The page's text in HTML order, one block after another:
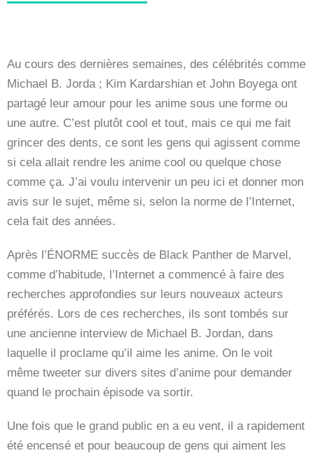
Au cours des dernières semaines, des célébrités comme
Michael B. Jorda ; Kim Kardarshian et John Boyega ont
partagé leur amour pour les anime sous une forme ou
une autre. C’est plutôt cool et tout, mais ce qui me fait
grincer des dents, ce sont les gens qui agissent comme
si cela allait rendre les anime cool ou quelque chose
comme ça. J’ai voulu intervenir un peu ici et donner mon
avis sur le sujet, même si, selon la norme de l’Internet,
cela fait des années.
Après l’ÉNORME succès de Black Panther de Marvel,
comme d’habitude, l’Internet a commencé à faire des
recherches approfondies sur leurs nouveaux acteurs
préférés. Lors de ces recherches, ils sont tombés sur
une ancienne interview de Michael B. Jordan, dans
laquelle il proclame qu’il aime les anime. On le voit
même tweeter sur divers sites d’anime pour demander
quand le prochain épisode va sortir.
Une fois que le grand public en a eu vent, il a rapidement
été encensé et pour beaucoup de gens qui aiment les